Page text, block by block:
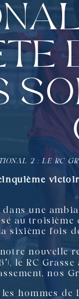
2 : LE RC
une
au
sixième fois
nouvelle
le RC
nos
hommes de